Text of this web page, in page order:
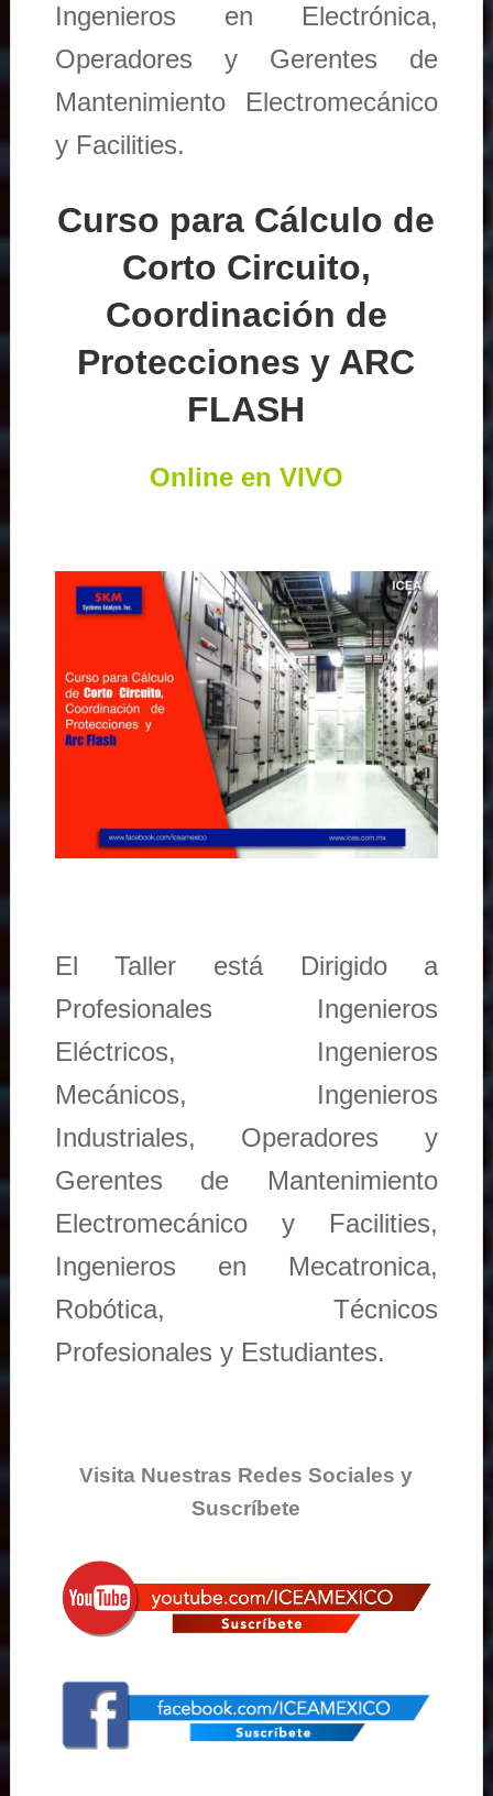
Ingenieros en Electrónica,
Operadores y Gerentes de
Mantenimiento Electromecánico
y Facilities.
Curso para Cálculo de
Corto Circuito,
Coordinación de
Protecciones y ARC
FLASH
Online en VIVO
El Taller está Dirigido a
Profesionales Ingenieros
Eléctricos, Ingenieros
Mecánicos, Ingenieros
Industriales, Operadores y
Gerentes de Mantenimiento
Electromecánico y Facilities,
Ingenieros en Mecatronica,
Robótica, Técnicos
Profesionales y Estudiantes.
Visita Nuestras Redes Sociales y
Suscríbete